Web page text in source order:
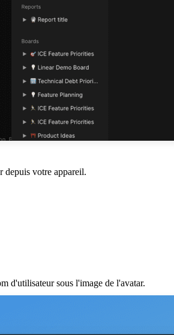
depuis votre appareil.
d'utilisateur sous l'image de l'avatar.